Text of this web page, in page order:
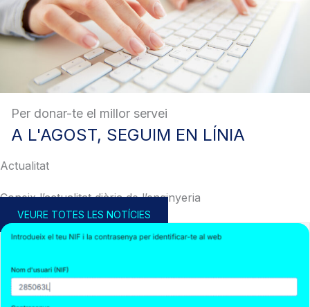
Per donar-te el millor servei
A L'AGOST, SEGUIM EN LÍNIA
Actualitat
Coneix l’actualitat diària de l’enginyeria
VEURE TOTES LES NOTÍCIES